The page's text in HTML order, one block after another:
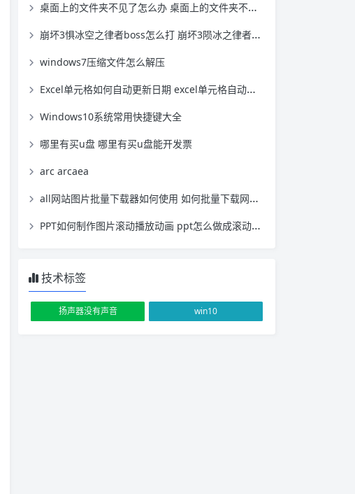
桌面上的文件夹不见了怎么办 桌面上的文件夹不见了怎么办苹果
崩坏3惧冰空之律者boss怎么打 崩坏3陨冰之律者阵容
windows7压缩文件怎么解压
Excel单元格如何自动更新日期 excel单元格自动更新日期函数
Windows10系统常用快捷键大全
哪里有买u盘 哪里有买u盘能开发票
arc arcaea
all网站图片批量下载器如何使用 如何批量下载网站上的图片
PPT如何制作图片滚动播放动画 ppt怎么做成滚动播放
技术标签
扬声器没有声音 win10